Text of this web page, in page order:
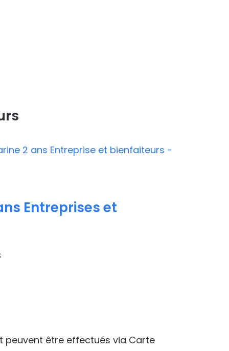
Entreprises et
peuvent être effectués via Carte